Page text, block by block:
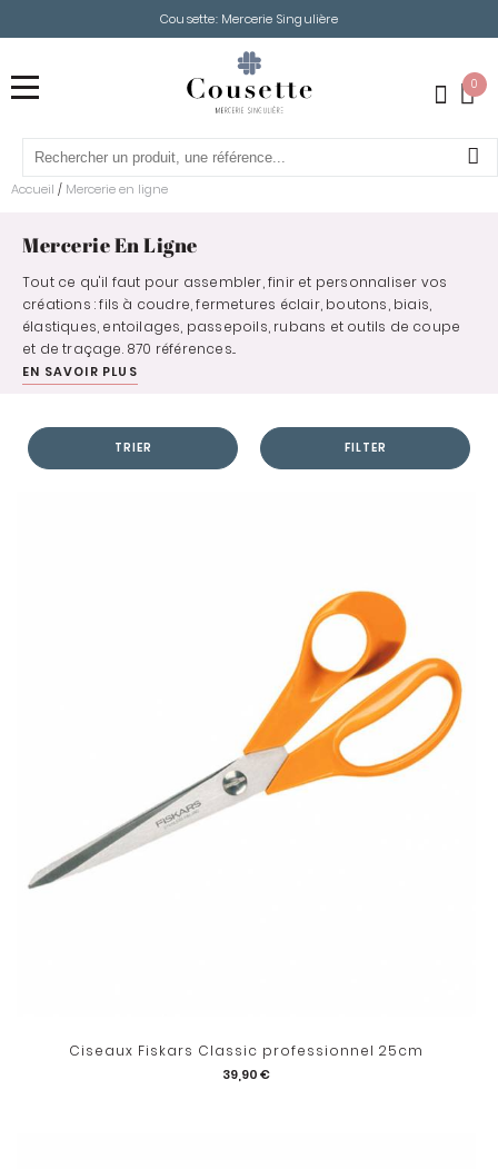
Cousette: Mercerie Singulière
0
Accueil / Mercerie en ligne
Mercerie En Ligne
Tout ce qu'il faut pour assembler, finir et personnaliser vos
créations : fils à coudre, fermetures éclair, boutons, biais,
élastiques, entoilages, passepoils, rubans et outils de coupe
et de traçage. 870 références...
EN SAVOIR PLUS
TRIER FILTER
Ciseaux Fiskars Classic professionnel 25cm
39,90 €